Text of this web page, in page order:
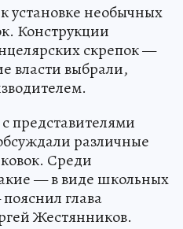
установке необычных
Конструкции
скрепок —
власти выбрали,
представителями
различные
Среди
— в виде школьных
глава
Жестянников.